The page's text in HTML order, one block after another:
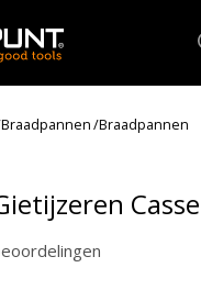
Braadpannen/Braadpannen